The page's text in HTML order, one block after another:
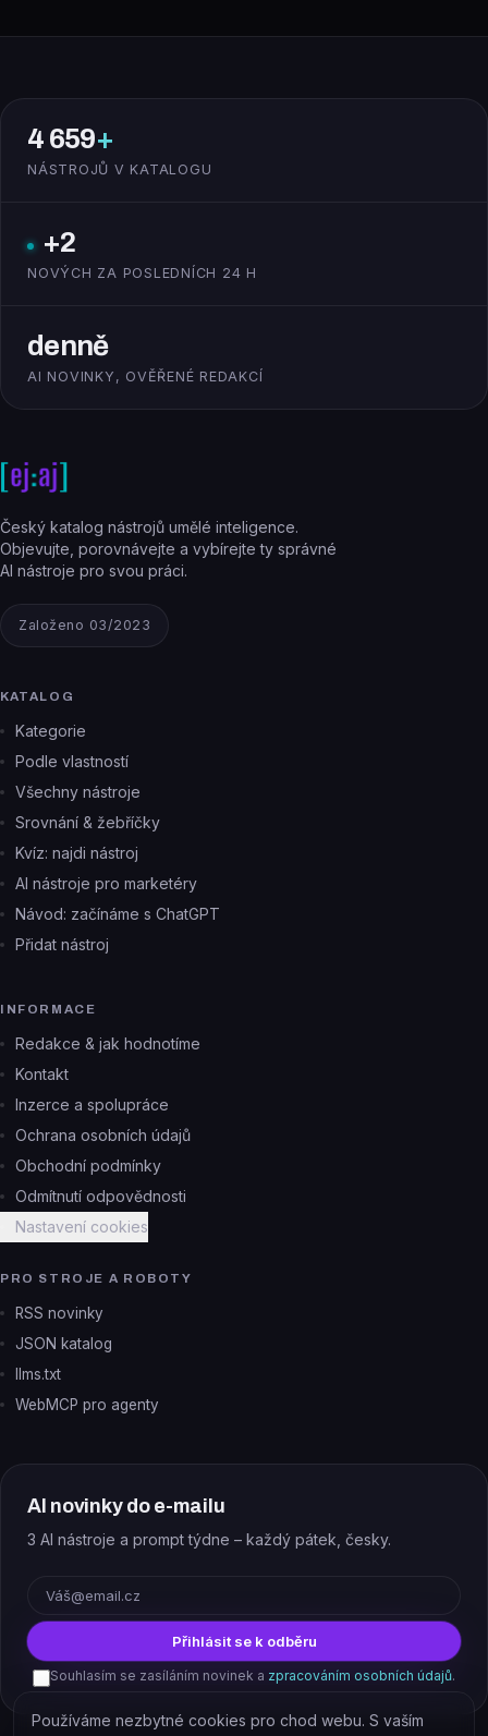
4 659+
NÁSTROJŮ V KATALOGU
+2
NOVÝCH ZA POSLEDNÍCH 24 H
denně
AI NOVINKY, OVĚŘENÉ REDAKCÍ
Český katalog nástrojů umělé inteligence.
Objevujte, porovnávejte a vybírejte ty správné
AI nástroje pro svou práci.
Založeno 03/2023
KATALOG
Kategorie
Podle vlastností
Všechny nástroje
Srovnání & žebříčky
Kvíz: najdi nástroj
AI nástroje pro marketéry
Návod: začínáme s ChatGPT
Přidat nástroj
INFORMACE
Redakce & jak hodnotíme
Kontakt
Inzerce a spolupráce
Ochrana osobních údajů
Obchodní podmínky
Odmítnutí odpovědnosti
Nastavení cookies
PRO STROJE A ROBOTY
RSS novinky
JSON katalog
llms.txt
WebMCP pro agenty
AI novinky do e-mailu
3 AI nástroje a prompt týdne – každý pátek, česky.
Přihlásit se k odběru
Souhlasím se zasíláním novinek a zpracováním osobních údajů.
Používáme nezbytné cookies pro chod webu. S vaším